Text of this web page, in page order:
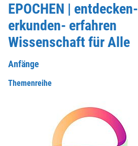
EPOCHEN | entdecken-
erkunden- erfahren
Wissenschaft für Alle
Anfänge
Themenreihe